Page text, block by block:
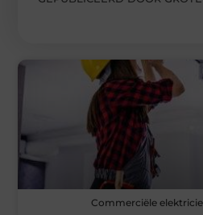
Commerciële